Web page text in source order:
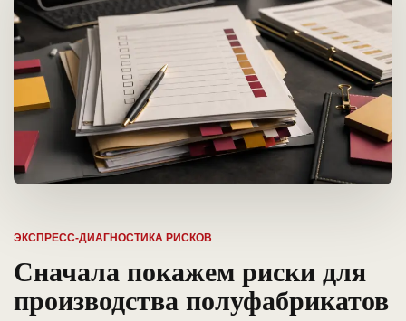
ЭКСПРЕСС-ДИАГНОСТИКА РИСКОВ
Сначала покажем риски для
производства полуфабрикатов